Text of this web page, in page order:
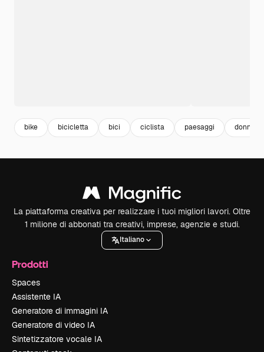
bike bicicletta bici ciclista paesaggi donna
La piattaforma creativa per realizzare i tuoi migliori lavori. Oltre
1 milione di abbonati tra creativi, imprese, agenzie e studi.
Italiano
Prodotti
Spaces
Assistente IA
Generatore di immagini IA
Generatore di video IA
Sintetizzatore vocale IA